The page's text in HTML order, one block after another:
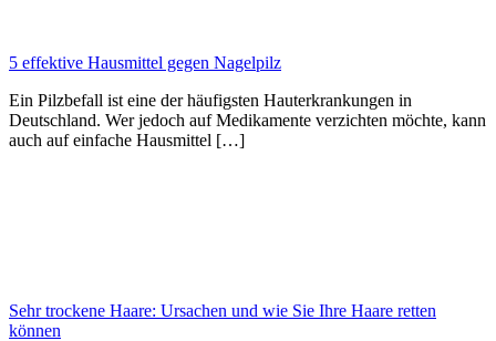
5 effektive Hausmittel gegen Nagelpilz
Ein Pilzbefall ist eine der häufigsten Hauterkrankungen in
Deutschland. Wer jedoch auf Medikamente verzichten möchte, kann
auch auf einfache Hausmittel […]
Sehr trockene Haare: Ursachen und wie Sie Ihre Haare retten
können